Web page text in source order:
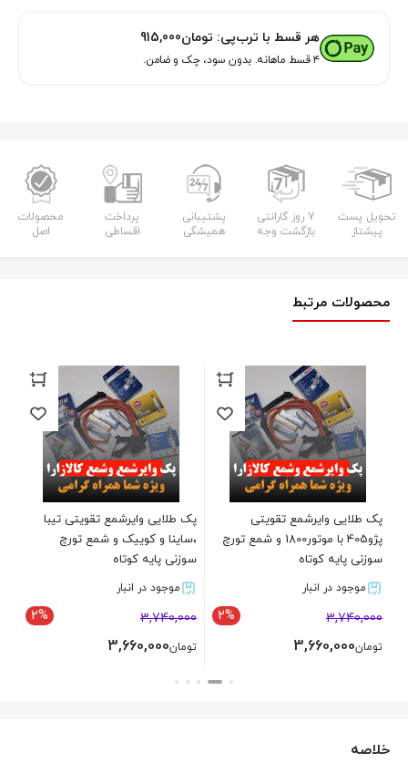
هر قسط با ترب‌پی: تومان915,000
۴ قسط ماهانه. بدون سود، چک و ضامن.
تحویل پست
پیشتاز
7 روز گارانتی
بازگشت وجه
پشتیبانی
همیشگی
پرداخت
اقساطی
محصولات
اصل
محصولات مرتبط
پک طلایی وایرشمع تقویتی
پژو405 با موتور1800 و شمع تورچ
سوزنی پایه کوتاه
موجود در انبار
2% 3,740,000
تومان3,660,000
پک طلایی وایرشمع تقویتی تیبا
،ساینا و کوییک و شمع تورچ
سوزنی پایه کوتاه
موجود در انبار
2% 3,740,000
تومان3,660,000
خلاصه